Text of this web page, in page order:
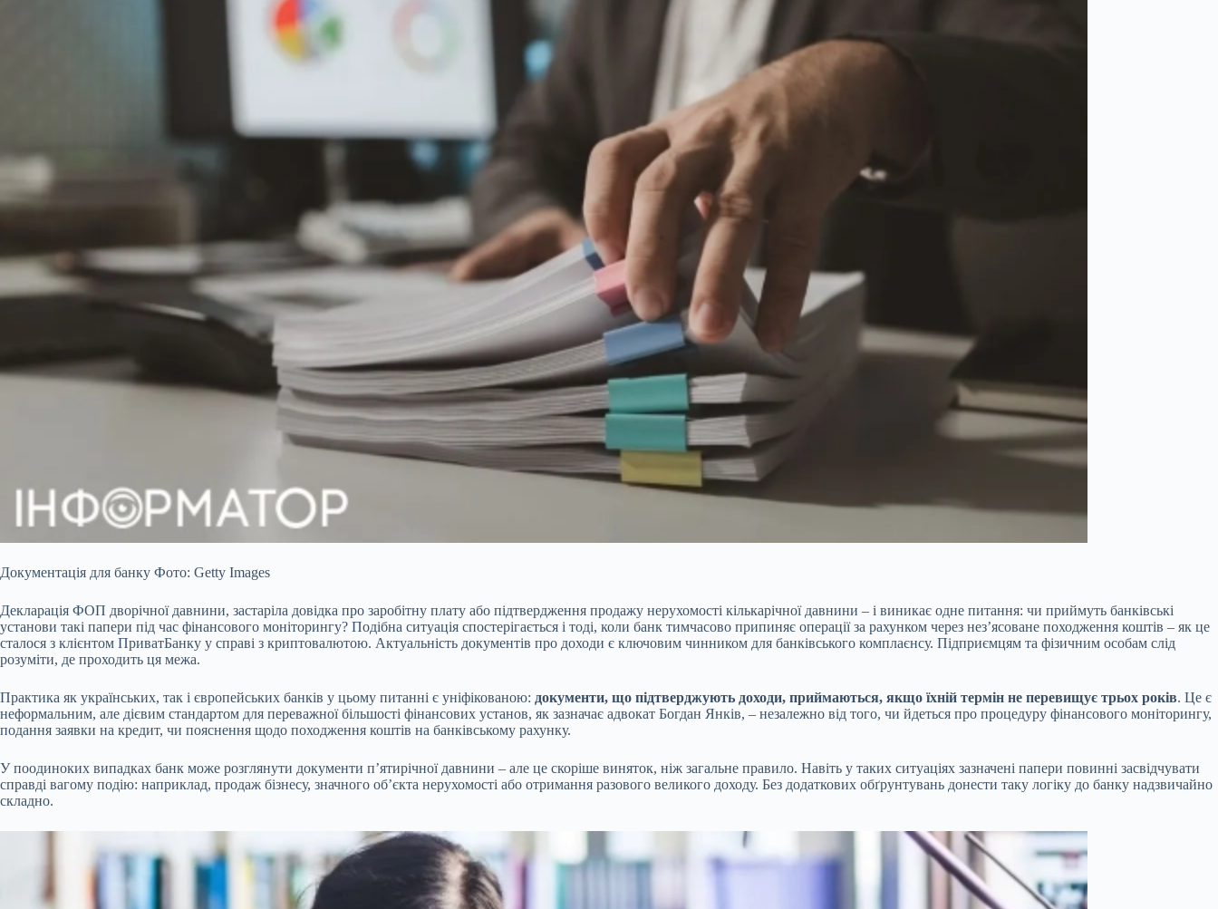
Документація для банку Фото: Getty Images
Декларація ФОП дворічної давнини, застаріла довідка про заробітну плату або підтвердження продажу нерухомості кількарічної давнини – і виникає одне питання: чи приймуть банківські
установи такі папери під час фінансового моніторингу? Подібна ситуація спостерігається і тоді, коли банк тимчасово припиняє операції за рахунком через нез’ясоване походження коштів – як це
сталося з клієнтом ПриватБанку у справі з криптовалютою. Актуальність документів про доходи є ключовим чинником для банківського комплаєнсу. Підприємцям та фізичним особам слід
розуміти, де проходить ця межа.
Практика як українських, так і європейських банків у цьому питанні є уніфікованою: документи, що підтверджують доходи, приймаються, якщо їхній термін не перевищує трьох років. Це є
неформальним, але дієвим стандартом для переважної більшості фінансових установ, як зазначає адвокат Богдан Янків, – незалежно від того, чи йдеться про процедуру фінансового моніторингу,
подання заявки на кредит, чи пояснення щодо походження коштів на банківському рахунку.
У поодиноких випадках банк може розглянути документи п’ятирічної давнини – але це скоріше виняток, ніж загальне правило. Навіть у таких ситуаціях зазначені папери повинні засвідчувати
справді вагому подію: наприклад, продаж бізнесу, значного об’єкта нерухомості або отримання разового великого доходу. Без додаткових обґрунтувань донести таку логіку до банку надзвичайно
складно.